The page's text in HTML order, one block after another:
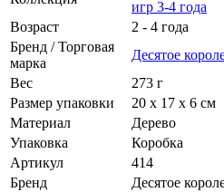
игр 3-4 года
Возраст
2 - 4 года
Бренд / Торговая
марка
Десятое
Вес
273 г
Размер упаковки
20 x 17 x 6 см
Материал
Дерево
Упаковка
Коробка
Артикул
414
Бренд
Десятое